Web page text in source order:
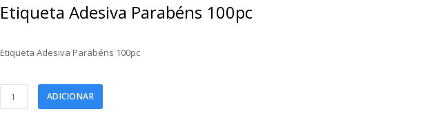
Etiqueta Adesiva Parabéns 100pc
Etiqueta Adesiva Parabéns 100pc
ADICIONAR